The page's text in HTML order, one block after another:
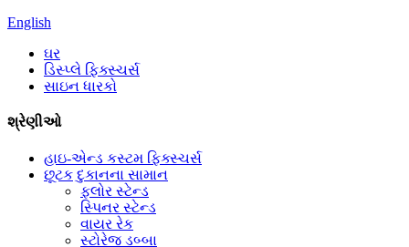
English
ઘર
ડિસ્પ્લે ફિક્સ્ચર્સ
સાઇન ધારકો
શ્રેણીઓ
હાઇ-એન્ડ કસ્ટમ ફિક્સ્ચર્સ
છૂટક દુકાનના સામાન
ફ્લોર સ્ટેન્ડ
સ્પિનર ​​સ્ટેન્ડ
વાયર રેક
સ્ટોરેજ ડબ્બા